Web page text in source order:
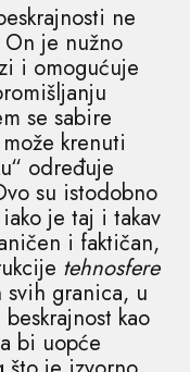
ne
On je nužno
i omogućuje
se sabire
krenuti
određuje
su istodobno
je taj i takav
i faktičan,
tehnosfere
granica, u
kao
bi uopće